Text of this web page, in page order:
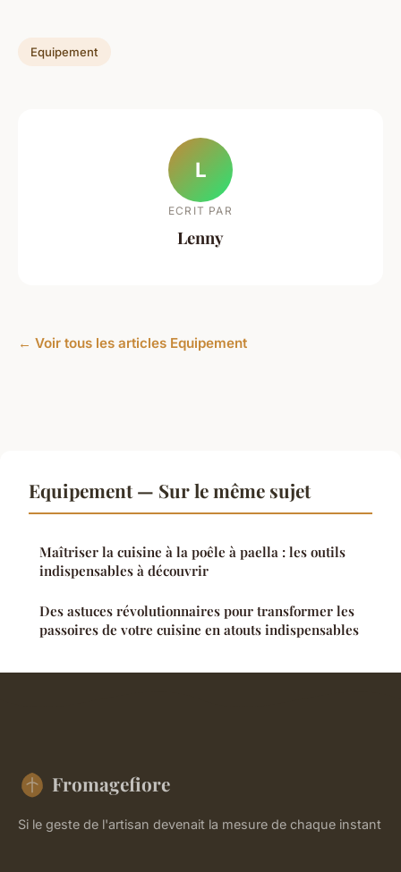
Equipement
L
ECRIT PAR
Lenny
← Voir tous les articles Equipement
Equipement — Sur le même sujet
Maîtriser la cuisine à la poêle à paella : les outils
indispensables à découvrir
Des astuces révolutionnaires pour transformer les
passoires de votre cuisine en atouts indispensables
Fromagefiore
Si le geste de l'artisan devenait la mesure de chaque instant